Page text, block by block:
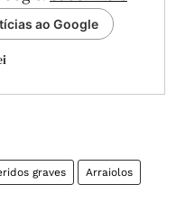
ao Google
graves Arraiolos